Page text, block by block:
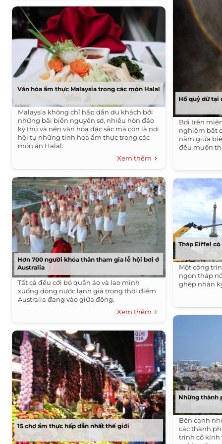
Văn hóa ẩm thực Malaysia trong các món Halal
Malaysia không chỉ hấp dẫn du khách bởi
những bãi biển nguyên sơ, nhiều hòn đảo
kỳ thú và nền văn hóa đặc sắc mà còn là nơi
hội tụ những tinh hoa ẩm thực trong các
món ăn Halal.
Xem thêm
Hơn 700 người khỏa thân tham gia lễ hội bơi ở
Australia
Tất cả đều cởi bỏ quần áo và lao mình
xuống dòng nước lạnh giá trong thời điểm
Australia đang vào giữa đông.
Xem thêm
15 chợ ẩm thực hấp dẫn nhất thế giới
Hồ quỷ dữ tại
Bơi trên
nghiệm bất
nằm giữa
đều muốn
Tháp Eiffel có
Một công
ngọn tháp
ghép nhân
Những thành
Bên cạnh
các thành
trình cổ kính